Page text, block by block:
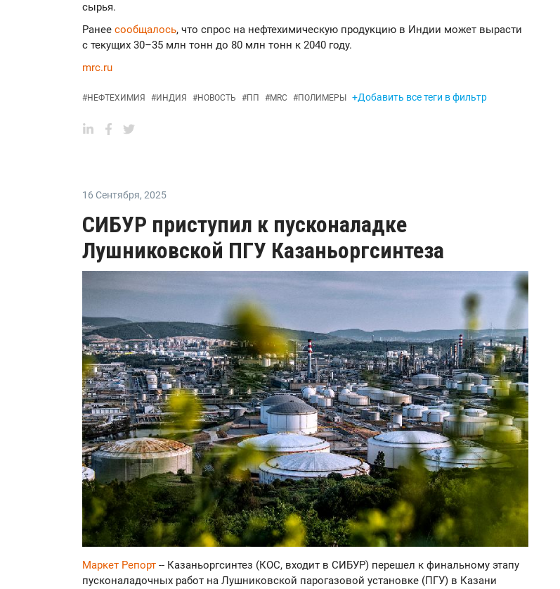
сырья.
Ранее сообщалось, что спрос на нефтехимическую продукцию в Индии может вырасти
с текущих 30–35 млн тонн до 80 млн тонн к 2040 году.
mrc.ru
#НЕФТЕХИМИЯ #ИНДИЯ #НОВОСТЬ #ПП #MRC #ПОЛИМЕРЫ +Добавить все теги в фильтр
16 Сентября, 2025
СИБУР приступил к пусконаладке
Лушниковской ПГУ Казаньоргсинтеза
Маркет Репорт -- Казаньоргсинтез (КОС, входит в СИБУР) перешел к финальному этапу
пусконаладочных работ на Лушниковской парогазовой установке (ПГУ) в Казани